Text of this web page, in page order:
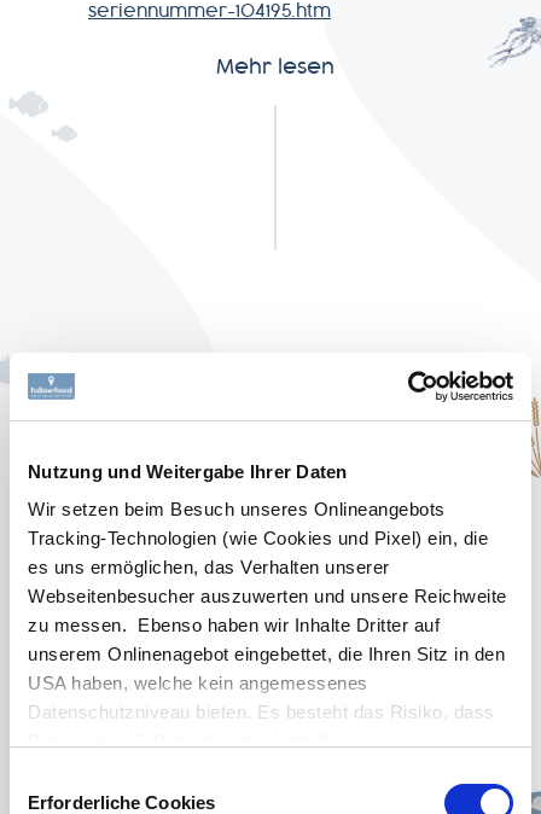
Nutzung und Weitergabe Ihrer Daten
Wir setzen beim Besuch unseres Onlineangebots
Tracking-Technologien (wie Cookies und Pixel) ein, die
es uns ermöglichen, das Verhalten unserer
Webseitenbesucher auszuwerten und unsere Reichweite
zu messen. Ebenso haben wir Inhalte Dritter auf
unserem Onlinenagebot eingebettet, die Ihren Sitz in den
USA haben, welche kein angemessenes
Datenschutzniveau bieten. Es besteht das Risiko, dass
Ihnen möglicherweise Rechtsbehelfsmöglichkeiten
Erforderliche Cookies
AGB
Datenschutz
Impressum
seriennummer-104195.htm
Mehr lesen
Garnelen auf rotem
Reis mit pikantem
Koriander-Pesto
Für Fernost-Feinschmecker haben wir ein
super leckeres Garnelen-Rezept
entwickelt, bei dem unsere Gourmet Bio-
Riesengarnelen Black Tiger besonders
gut zur Geltung kommen! Lecker zart und
scharfen Pesto mit Koriander, Chili, Ingwer